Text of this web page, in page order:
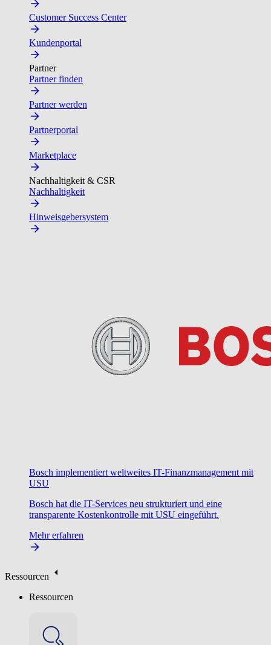
Customer Success Center
Kundenportal
Partner
Partner finden
Partner werden
Partnerportal
Marketplace
Nachhaltigkeit & CSR
Nachhaltigkeit
Hinweisgebersystem
Bosch implementiert weltweites IT-Finanzmanagement mit
USU
Bosch hat die IT-Services neu strukturiert und eine
transparente Kostenkontrolle mit USU eingeführt.
Mehr erfahren
Ressourcen
Ressourcen